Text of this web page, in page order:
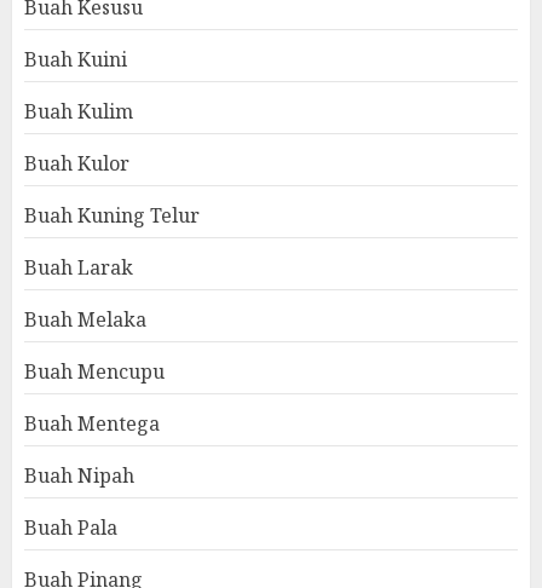
Buah Kesusu
Buah Kuini
Buah Kulim
Buah Kulor
Buah Kuning Telur
Buah Larak
Buah Melaka
Buah Mencupu
Buah Mentega
Buah Nipah
Buah Pala
Buah Pinang